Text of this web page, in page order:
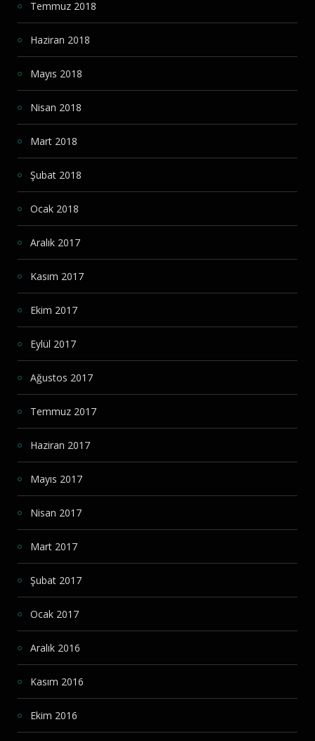
Temmuz 2018
Haziran 2018
Mayıs 2018
Nisan 2018
Mart 2018
Şubat 2018
Ocak 2018
Aralık 2017
Kasım 2017
Ekim 2017
Eylül 2017
Ağustos 2017
Temmuz 2017
Haziran 2017
Mayıs 2017
Nisan 2017
Mart 2017
Şubat 2017
Ocak 2017
Aralık 2016
Kasım 2016
Ekim 2016